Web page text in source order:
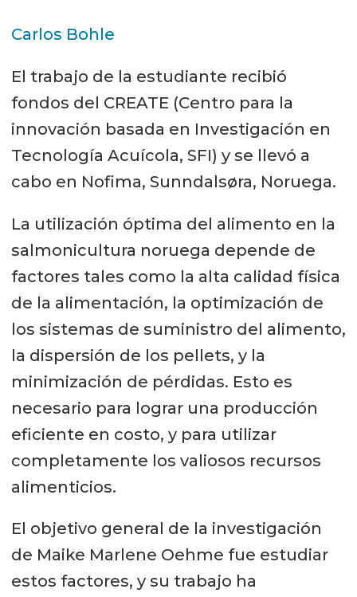
Carlos Bohle
El trabajo de la estudiante recibió
fondos del CREATE (Centro para la
innovación basada en Investigación en
Tecnología Acuícola, SFI) y se llevó a
cabo en Nofima, Sunndalsøra, Noruega.
La utilización óptima del alimento en la
salmonicultura noruega depende de
factores tales como la alta calidad física
de la alimentación, la optimización de
los sistemas de suministro del alimento,
la dispersión de los pellets, y la
minimización de pérdidas. Esto es
necesario para lograr una producción
eficiente en costo, y para utilizar
completamente los valiosos recursos
alimenticios.
El objetivo general de la investigación
de Maike Marlene Oehme fue estudiar
estos factores, y su trabajo ha